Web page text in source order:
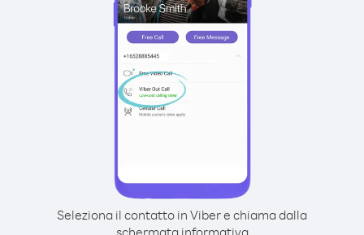
Seleziona il contatto in Viber e chiama dalla
schermata informativa